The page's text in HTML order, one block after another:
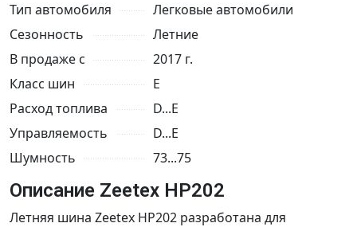
Тип автомобиля
Легковые автомобили
Сезонность
Летние
В продаже с
2017 г.
Класс шин
E
Расход топлива
D...E
Управляемость
D...E
Шумность
73...75
Описание Zeetex HP202
Летняя шина Zeetex HP202 разработана для